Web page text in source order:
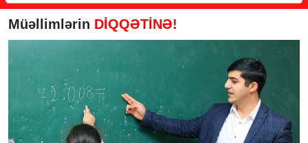
Müəllimlərin DİQQƏTİNƏ!